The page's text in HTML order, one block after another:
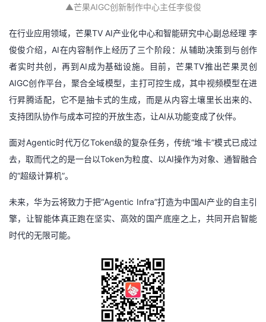
▲芒果AIGC创新制作中心主任李俊俊
在行业应用领域，芒果TV AI产业化中心和智能研究中心副总经理 李
俊俊介绍，AI在内容制作上经历了三个阶段：从辅助决策到与创作
者实时共创，再到AI成为基础设施。目前，芒果TV推出芒果灵创
AIGC创作平台，聚合全域模型，主打可控生成，其中视频模型在进
行昇腾适配，它不是抽卡式的生成，而是从内容土壤里长出来的、
支持团队协作与成本可控的开放生态，让AI从功能变成了伙伴。
面对Agentic时代万亿Token级的复杂任务，传统“堆卡”模式已成过
去，取而代之的是一台以Token为粒度、以AI操作为对象、通智融合
的“超级计算机”。
未来，华为云将致力于把“Agentic Infra”打造为中国AI产业的自主引
擎，让智能体真正跑在坚实、高效的国产底座之上，共同开启智能
时代的无限可能。